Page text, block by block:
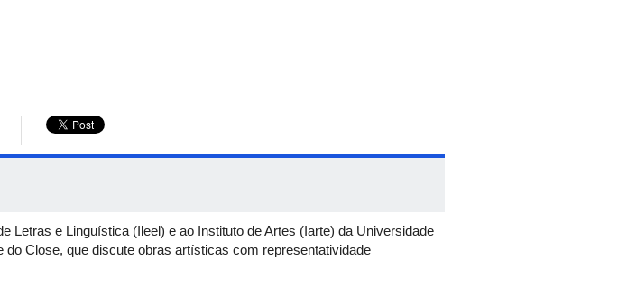
Letras e Linguística (Ileel) e ao Instituto de Artes (Iarte) da Universidade
Close, que discute obras artísticas com representatividade